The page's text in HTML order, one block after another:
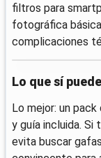
filtros para
fotográfica
complicaciones
Lo que sí
Lo mejor: un
y guía incluida. Si
evita buscar